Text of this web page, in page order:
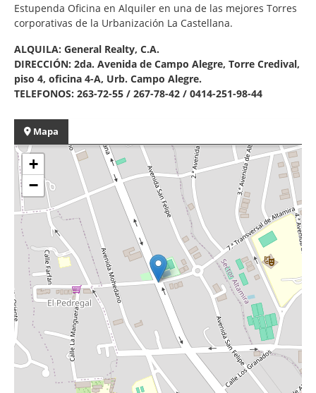
Estupenda Oficina en Alquiler en una de las mejores Torres
corporativas de la Urbanización La Castellana.
ALQUILA: General Realty, C.A.
DIRECCIÓN: 2da. Avenida de Campo Alegre, Torre Credival,
piso 4, oficina 4-A, Urb. Campo Alegre.
TELEFONOS: 263-72-55 / 267-78-42 / 0414-251-98-44
Mapa
+
−